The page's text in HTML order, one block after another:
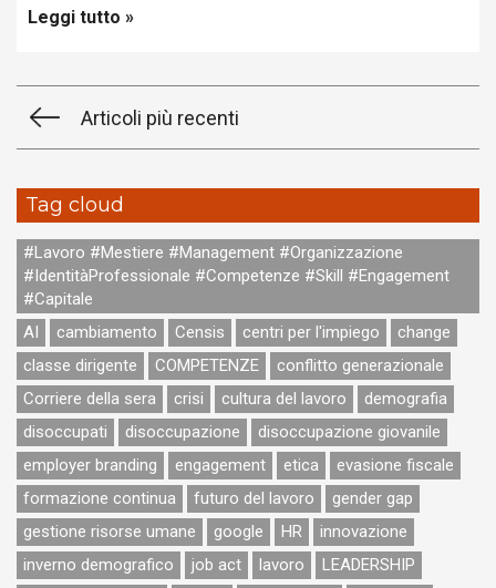
Leggi tutto »
Articoli più recenti
Tag cloud
#Lavoro #Mestiere #Management #Organizzazione
#IdentitàProfessionale #Competenze #Skill #Engagement
#Capitale
AI
cambiamento Censis centri per l'impiego
change
classe dirigente
COMPETENZE
conflitto generazionale
Corriere della sera
crisi cultura del lavoro
demografia
disoccupati
disoccupazione
disoccupazione giovanile
employer branding
engagement etica
evasione fiscale
formazione continua
futuro del lavoro
gender gap
gestione risorse umane
google HR
innovazione
inverno demografico
job act lavoro
LEADERSHIP